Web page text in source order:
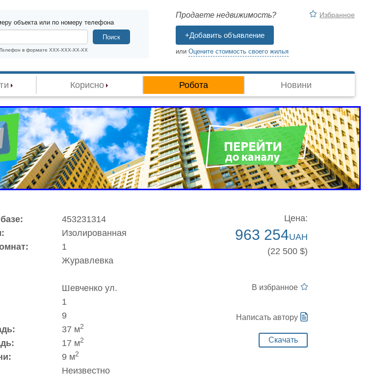
объекта или по номеру телефона
Телефон в формате XXX-XXX-XX-XX
Поиск
Продаете недвижимость?
+Добавить объявление
или Оцените стоимость своего жилья
Избранное
Корисно Робота Новини
453231314
Изолированная
1
Журавлевка
Шевченко ул.
1
9
37 м2
17 м2
9 м2
Неизвестно
Цена:
963 254UAH
(22 500 $)
В избранное
Написать автору
Скачать